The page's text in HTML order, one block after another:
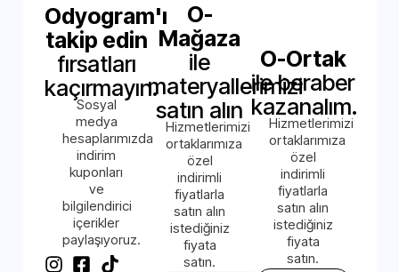
Odyogram'ı
takip edin
fırsatları
kaçırmayın.
Sosyal
medya
hesaplarımızda
indirim
kuponları
ve
bilgilendirici
içerikler
paylaşıyoruz.
O-
Mağaza
ile
materyallerimizi
satın alın
Hizmetlerimizi
ortaklarımıza
özel
indirimli
fiyatlarla
satın alın
istediğiniz
fiyata
satın.
O-Ortak
ile beraber
kazanalım.
Hizmetlerimizi
ortaklarımıza
özel
indirimli
fiyatlarla
satın alın
istediğiniz
fiyata
satın.